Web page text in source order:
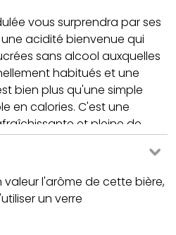
vous surprendra par ses
acidité bienvenue qui
sans alcool auxquelles
habitués et une
bien plus qu'une simple
en calories. C'est une
et pleine de
valeur l'arôme de cette bière,
un verre